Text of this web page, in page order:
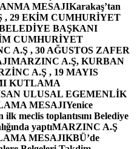
MESAJIKarakaş’tan
, 29 EKİM CUMHURİYET
BAŞKANI
CUMHURİYET
A.Ş , 30 AĞUSTOS ZAFER
MARZINC A.Ş, KURBAN
A.Ş , 19 MAYIS
KUTLAMA
ULUSAL EGEMENLİK
MESAJIYenice
meclis toplantısını Belediye
yaptıMARZINC A.Ş
MESAJIKBÜ’de